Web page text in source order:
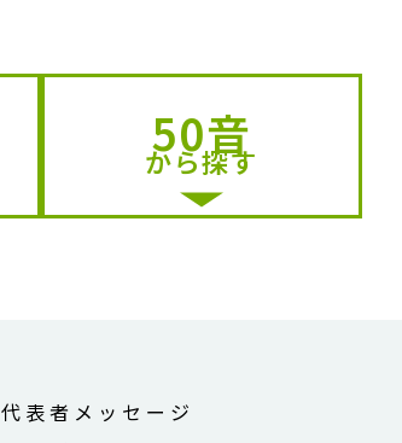
50音
から探す
代表者メッセージ